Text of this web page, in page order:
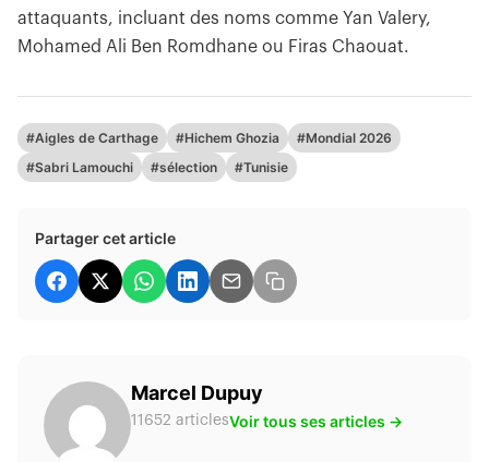
attaquants, incluant des noms comme Yan Valery,
Mohamed Ali Ben Romdhane ou Firas Chaouat.
#Aigles de Carthage #Hichem Ghozia
#Mondial 2026
#Sabri Lamouchi
#sélection #Tunisie
Partager cet article
Marcel Dupuy
11652 articlesVoir tous ses articles →